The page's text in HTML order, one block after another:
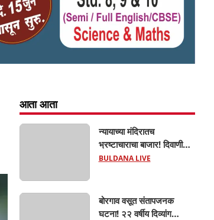
आता आता
न्यायाच्या मंदिरातच
भ्रष्टाचाराचा बाजार! दिवाणी
न्यायालयाचा बेलीफ १०
BULDANA LIVE
बोरगाव वसूत संतापजनक
घटना! २२ वर्षीय दिव्यांग